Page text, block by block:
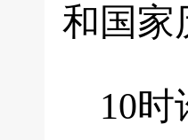
和国家
10